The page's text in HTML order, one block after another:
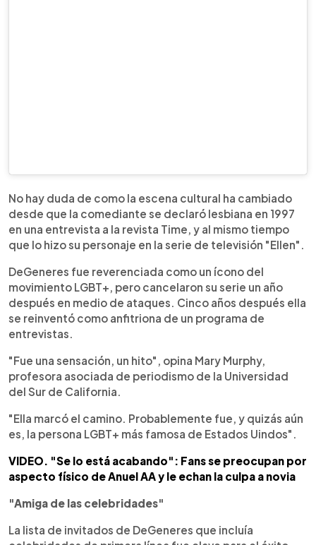
No hay duda de como la escena cultural ha cambiado
desde que la comediante se declaró lesbiana en 1997
en una entrevista a la revista Time, y al mismo tiempo
que lo hizo su personaje en la serie de televisión "Ellen".
DeGeneres fue reverenciada como un ícono del
movimiento LGBT+, pero cancelaron su serie un año
después en medio de ataques. Cinco años después ella
se reinventó como anfitriona de un programa de
entrevistas.
"Fue una sensación, un hito", opina Mary Murphy,
profesora asociada de periodismo de la Universidad
del Sur de California.
"Ella marcó el camino. Probablemente fue, y quizás aún
es, la persona LGBT+ más famosa de Estados Uindos".
VIDEO. "Se lo está acabando": Fans se preocupan por
aspecto físico de Anuel AA y le echan la culpa a novia
"Amiga de las celebridades"
La lista de invitados de DeGeneres que incluía